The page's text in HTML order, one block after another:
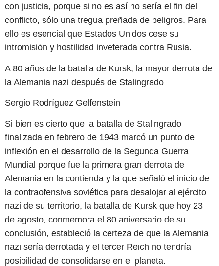
con justicia, porque si no es así no sería el fin del
conflicto, sólo una tregua preñada de peligros. Para
ello es esencial que Estados Unidos cese su
intromisión y hostilidad inveterada contra Rusia.
A 80 años de la batalla de Kursk, la mayor derrota de
la Alemania nazi después de Stalingrado
Sergio Rodríguez Gelfenstein
Si bien es cierto que la batalla de Stalingrado
finalizada en febrero de 1943 marcó un punto de
inflexión en el desarrollo de la Segunda Guerra
Mundial porque fue la primera gran derrota de
Alemania en la contienda y la que señaló el inicio de
la contraofensiva soviética para desalojar al ejército
nazi de su territorio, la batalla de Kursk que hoy 23
de agosto, conmemora el 80 aniversario de su
conclusión, estableció la certeza de que la Alemania
nazi sería derrotada y el tercer Reich no tendría
posibilidad de consolidarse en el planeta.